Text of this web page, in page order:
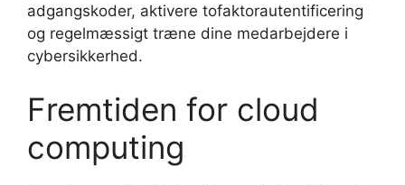
adgangskoder, aktivere tofaktorautentificering
og regelmæssigt træne dine medarbejdere i
cybersikkerhed.
Fremtiden for cloud
computing